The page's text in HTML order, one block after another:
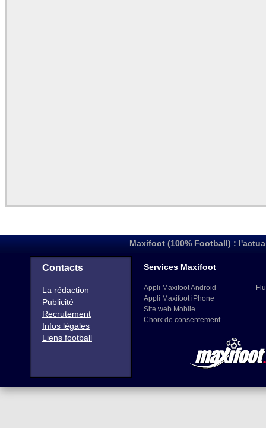
Maxifoot (100% Football) :
Contacts
La rédaction
Publicité
Recrutement
Infos légales
Liens football
Services Maxifoot
Appli Maxifoot Android
Appli Maxifoot iPhone
Site web Mobile
Choix de consentement